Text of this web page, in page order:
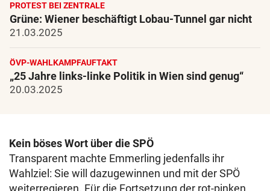
PROTEST BEI ZENTRALE
Grüne: Wiener beschäftigt Lobau-Tunnel gar nicht
21.03.2025
ÖVP-WAHLKAMPFAUFTAKT
„25 Jahre links-linke Politik in Wien sind genug“
20.03.2025
Kein böses Wort über die SPÖ
Transparent machte Emmerling jedenfalls ihr
Wahlziel: Sie will dazugewinnen und mit der SPÖ
weiterregieren. Für die Fortsetzung der rot-pinken